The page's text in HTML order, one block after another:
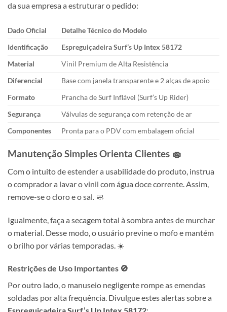
da sua empresa a estruturar o pedido:
Dado Oficial
Detalhe Técnico do Modelo
Identificação
Espreguiçadeira Surf’s Up Intex 58172
Material
Vinil Premium de Alta Resistência
Diferencial
Base com janela transparente e 2 alças de apoio
Formato
Prancha de Surf Inflável (Surf’s Up Rider)
Segurança
Válvulas de segurança com retenção de ar
Componentes
Pronta para o PDV com embalagem oficial
Manutenção Simples Orienta Clientes 🧽
Com o intuito de estender a usabilidade do produto, instrua
o comprador a lavar o vinil com água doce corrente. Assim,
remove-se o cloro e o sal. 🧼
Igualmente, faça a secagem total à sombra antes de murchar
o material. Desse modo, o usuário previne o mofo e mantém
o brilho por várias temporadas. ☀️
Restrições de Uso Importantes 🚫
Por outro lado, o manuseio negligente rompe as emendas
soldadas por alta frequência. Divulgue estes alertas sobre a